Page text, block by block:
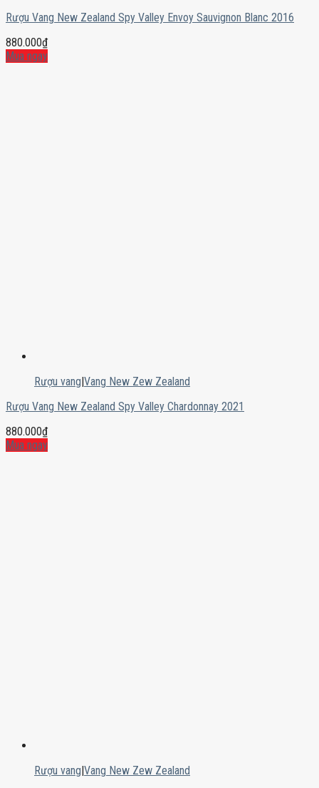
Rượu Vang New Zealand Spy Valley Envoy Sauvignon Blanc 2016
880.000₫
Mua ngay
Rượu vang|Vang New Zew Zealand
Rượu Vang New Zealand Spy Valley Chardonnay 2021
880.000₫
Mua ngay
Rượu vang|Vang New Zew Zealand